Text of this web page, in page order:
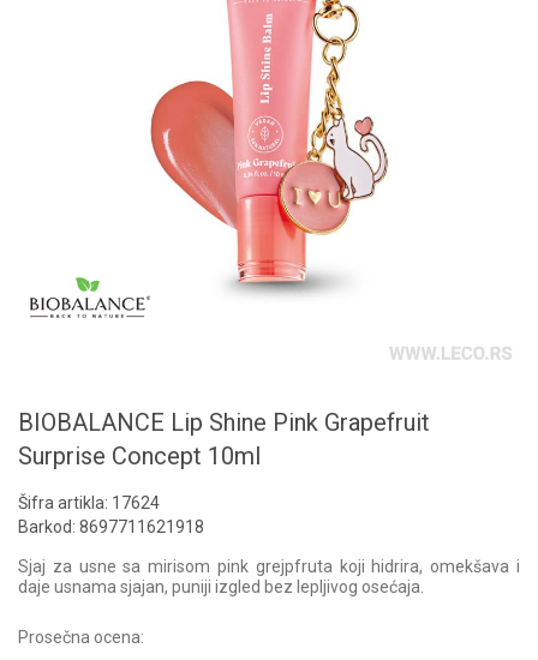
BIOBALANCE Lip Shine Pink Grapefruit
Surprise Concept 10ml
Šifra artikla: 17624
Barkod: 8697711621918
Sjaj za usne sa mirisom pink grejpfruta koji hidrira, omekšava i
daje usnama sjajan, puniji izgled bez lepljivog osećaja.
Prosečna ocena: